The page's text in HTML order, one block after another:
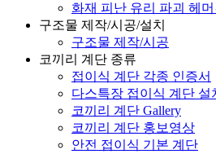
화재 피난 유리 파괴 헤머
구조물 제작/시공/설치
구조물 제작/시공
코끼리 계단 종류
접이식 계단 각종 인증서
다스특장 접이식 계단 설
코끼리 계단 Gallery
코끼리 계단 홍보영상
안전 접이식 기본 계단